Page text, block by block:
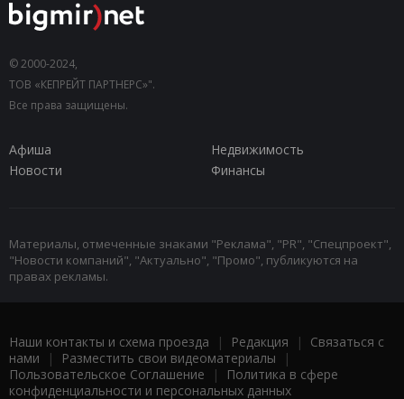
© 2000-2024,
ТОВ «КЕПРЕЙТ ПАРТНЕРС»".
Все права защищены.
Афиша
Недвижимость
Новости
Финансы
Материалы, отмеченные знаками "Реклама", "PR", "Спецпроект",
"Новости компаний", "Актуально", "Промо", публикуются на
правах рекламы.
Наши контакты и схема проезда | Редакция | Связаться с
нами | Разместить свои видеоматериалы |
Пользовательское Соглашение |
Политика в сфере
конфиденциальности и персональных данных